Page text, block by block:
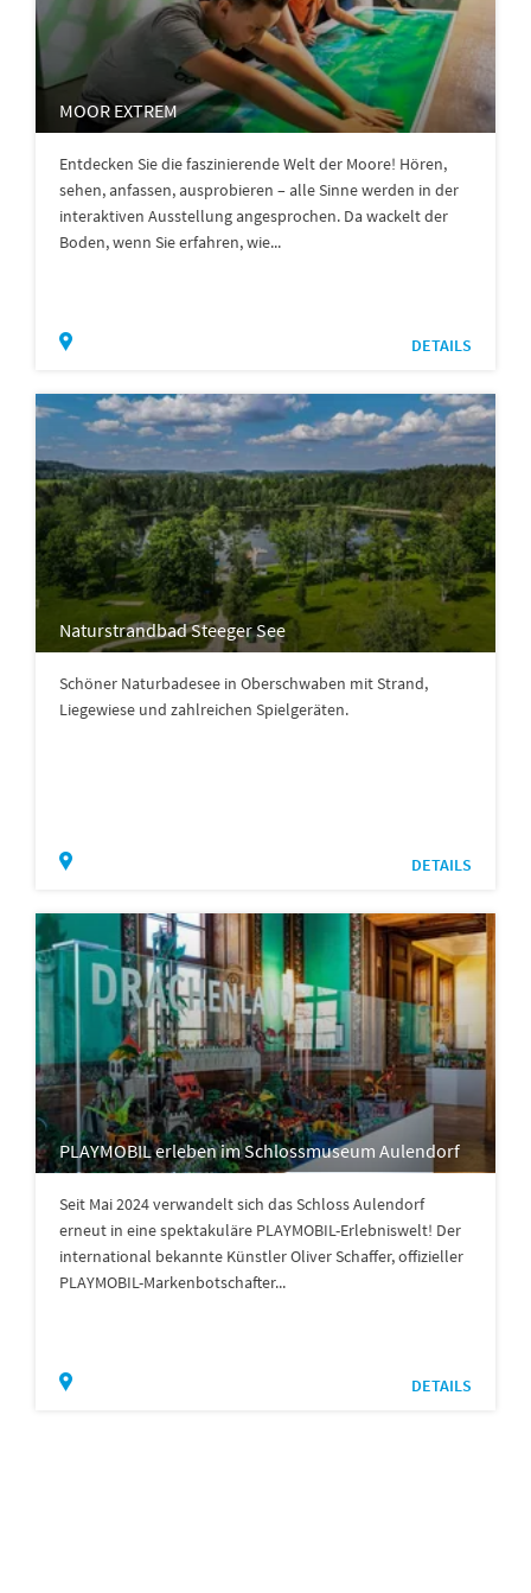
MOOR EXTREM
Entdecken Sie die faszinierende Welt der Moore! Hören,
sehen, anfassen, ausprobieren – alle Sinne werden in der
interaktiven Ausstellung angesprochen. Da wackelt der
Boden, wenn Sie erfahren, wie...
DETAILS
Naturstrandbad Steeger See
Schöner Naturbadesee in Oberschwaben mit Strand,
Liegewiese und zahlreichen Spielgeräten.
DETAILS
PLAYMOBIL erleben im Schlossmuseum Aulendorf
Seit Mai 2024 verwandelt sich das Schloss Aulendorf
erneut in eine spektakuläre PLAYMOBIL-Erlebniswelt! Der
international bekannte Künstler Oliver Schaffer, offizieller
PLAYMOBIL-Markenbotschafter...
DETAILS